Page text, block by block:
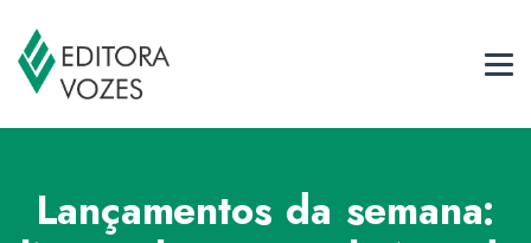
Lançamentos da semana: